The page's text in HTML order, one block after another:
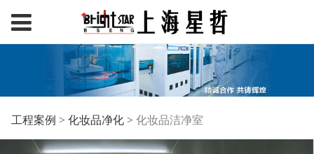
化妆品洁净室
工程案例 > 化妆品净化> 化妆品洁净室